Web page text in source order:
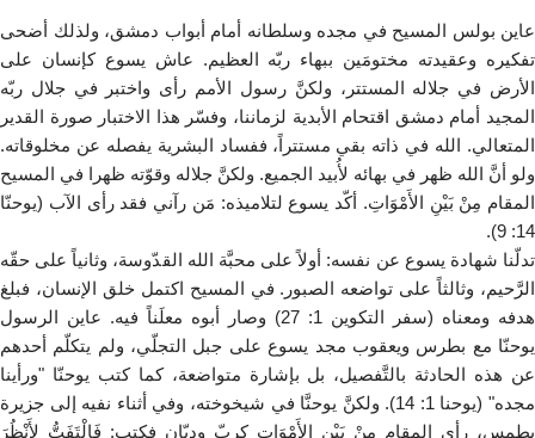
عاين بولس المسيح في مجده وسلطانه أمام أبواب دمشق، ولذلك أضحى
تفكيره وعقيدته مختومَين ببهاء ربّه العظيم. عاش يسوع كإنسان على
الأرض في جلاله المستتر، ولكنَّ رسول الأمم رأى واختبر في جلال ربّه
المجيد أمام دمشق اقتحام الأبدية لزماننا، وفسّر هذا الاختبار صورة القدير
المتعالي. الله في ذاته بقي مستتراً، ففساد البشرية يفصله عن مخلوقاته.
ولو أنَّ الله ظهر في بهائه لأُبيد الجميع. ولكنَّ جلاله وقوّته ظهرا في المسيح
المقام مِنْ بَيْنِ الأَمْوَاتِ. أكّد يسوع لتلاميذه: مَن رآني فقد رأى الآب (يوحنّا
14: 9).
تدلّنا شهادة يسوع عن نفسه: أولاً على محبَّة الله القدّوسة، وثانياً على حقّه
الرَّحيم، وثالثاً على تواضعه الصبور. في المسيح اكتمل خلق الإنسان، فبلغ
هدفه ومعناه (سفر التكوين 1: 27) وصار أبوه معلَناً فيه. عاين الرسول
يوحنّا مع بطرس ويعقوب مجد يسوع على جبل التجلّي، ولم يتكلّم أحدهم
عن هذه الحادثة بالتَّفصيل، بل بإشارة متواضعة، كما كتب يوحنّا "ورأينا
مجده" (يوحنا 1: 14). ولكنَّ يوحنَّا في شيخوخته، وفي أثناء نفيه إلى جزيرة
بطمس، رأى المقام مِنْ بَيْنِ الأَمْوَاتِ كربّ وديّان فكتب: فَالْتَفَتُّ لأَنْظُرَ